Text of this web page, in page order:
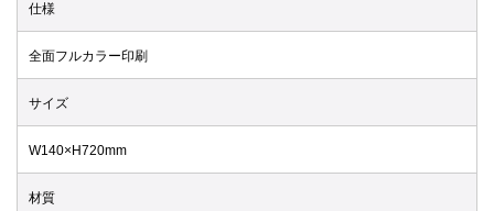
仕様
全面フルカラー印刷
サイズ
W140×H720mm
材質